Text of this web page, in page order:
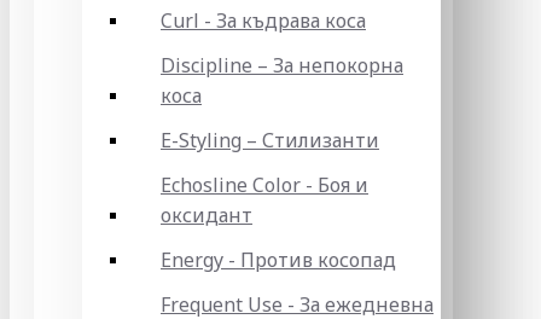
Curl - За къдрава коса
Discipline – За непокорна
коса
E-Styling – Стилизанти
Echosline Color - Боя и
оксидант
Energy - Против косопад
Frequent Use - За ежедневна